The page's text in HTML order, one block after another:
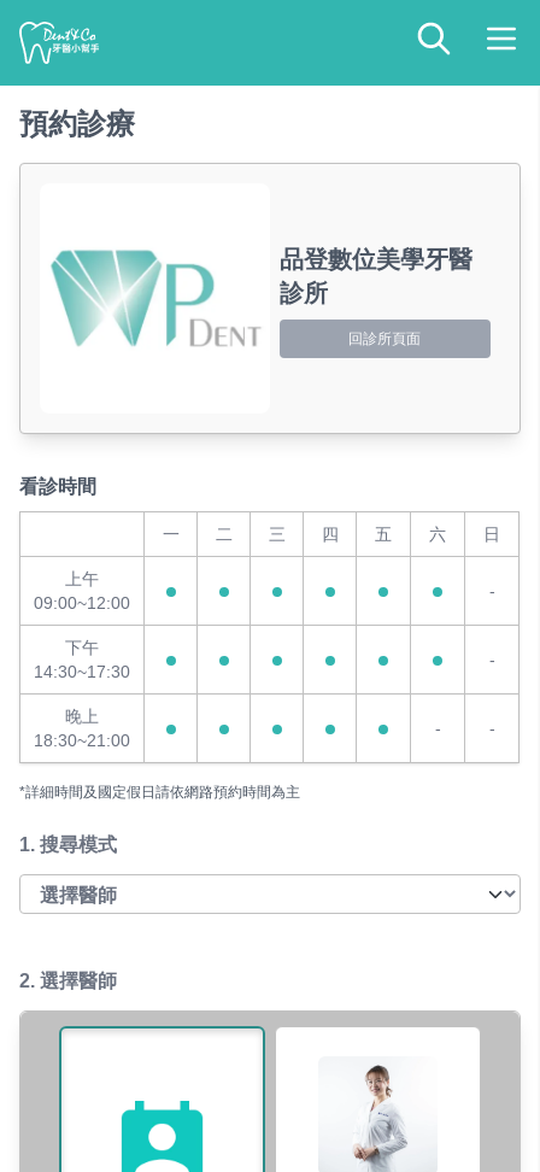
預約診療
品登數位美學牙醫
診所
回診所頁面
看診時間
一 二 三 四 五 六 日
上午
09:00~12:00
-
下午
14:30~17:30
-
晚上
18:30~21:00
- -
*詳細時間及國定假日請依網路預約時間為主
1. 搜尋模式
2. 選擇醫師